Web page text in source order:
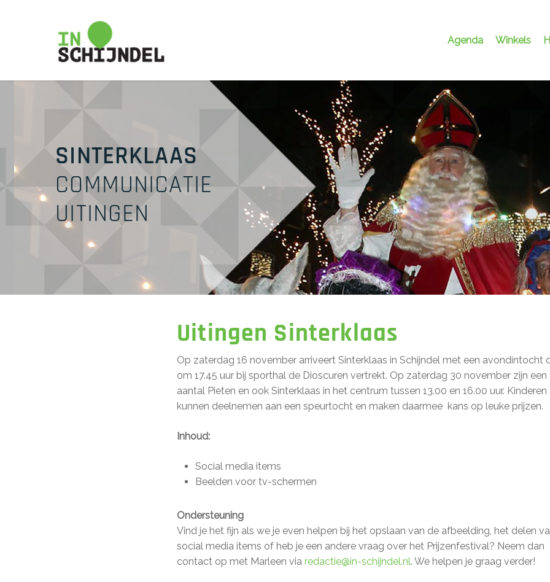
Agenda Winkels
SINTERKLAAS
COMMUNICATIE
UITINGEN
Uitingen Sinterklaas
Op zaterdag 16 november arriveert Sinterklaas in Schijndel met een avondintocht
om 17.45 uur bij sporthal de Dioscuren vertrekt. Op zaterdag 30 november zijn een
aantal Pieten en ook Sinterklaas in het centrum tussen 13.00 en 16.00 uur. Kinderen
kunnen deelnemen aan een speurtocht en maken daarmee kans op leuke prijzen.
Inhoud:
Social media items
Beelden voor tv-schermen
Ondersteuning
Vind je het fijn als we je even helpen bij het opslaan van de afbeelding, het delen
social media items of heb je een andere vraag over het Prijzenfestival? Neem dan
contact op met Marleen viaredactie@in-schijndel.nl. We helpen je graag verder!